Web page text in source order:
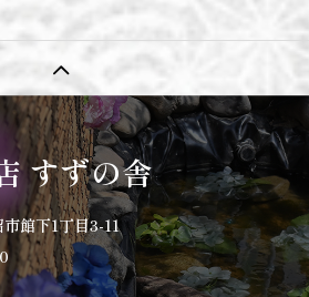
すずの舎
館下1丁目3-11